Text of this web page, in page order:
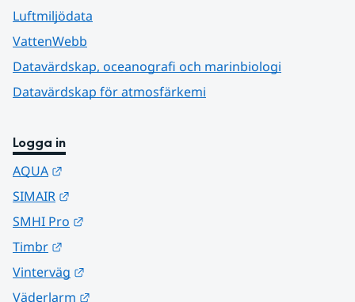
Luftmiljödata
VattenWebb
Datavärdskap, oceanografi och marinbiologi
Datavärdskap för atmosfärkemi
Logga in
AQUA
SIMAIR
SMHI Pro
Timbr
Vinterväg
Väderlarm